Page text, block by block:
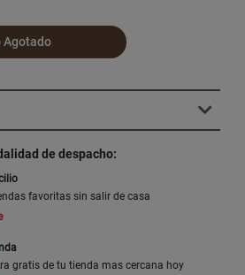
Agotado
de despacho:
favoritas sin salir de casa
gratis de tu tienda mas cercana hoy